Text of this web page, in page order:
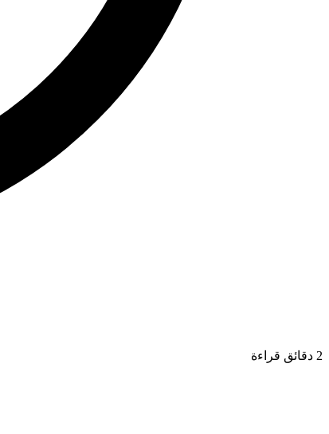
2 دقائق قراءة